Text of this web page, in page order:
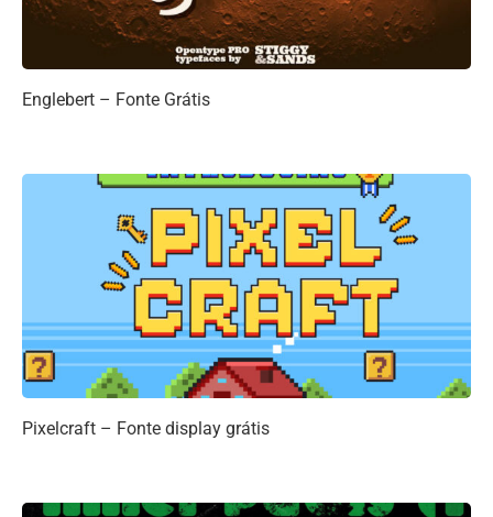
Englebert – Fonte Grátis
Pixelcraft – Fonte display grátis